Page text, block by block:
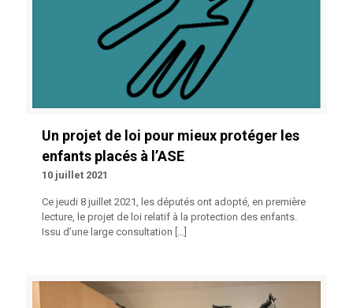
Un projet de loi pour mieux protéger les
enfants placés à l’ASE
10 juillet 2021
Ce jeudi 8 juillet 2021, les députés ont adopté, en première
lecture, le projet de loi relatif à la protection des enfants.
Issu d’une large consultation […]